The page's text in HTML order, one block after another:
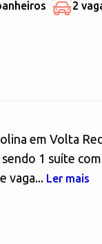
2
em Volta
1 suíte
vaga... Ler mais